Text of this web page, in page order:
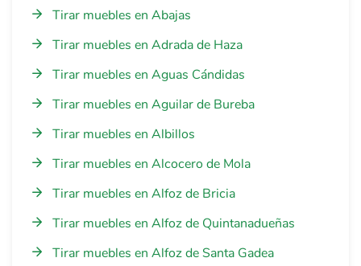
Tirar muebles en Abajas
Tirar muebles en Adrada de Haza
Tirar muebles en Aguas Cándidas
Tirar muebles en Aguilar de Bureba
Tirar muebles en Albillos
Tirar muebles en Alcocero de Mola
Tirar muebles en Alfoz de Bricia
Tirar muebles en Alfoz de Quintanadueñas
Tirar muebles en Alfoz de Santa Gadea